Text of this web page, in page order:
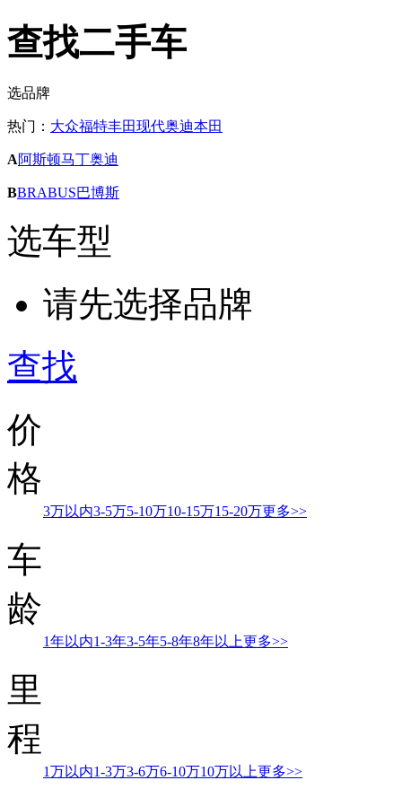
查找二手车
选品牌
热门： 大众福特丰田现代奥迪本田
A阿斯顿马丁奥迪
BBRABUS巴博斯
选车型
请先选择品牌
查找
价
格
3万以内3-5万5-10万10-15万15-20万更多>>
车
龄
1年以内1-3年3-5年5-8年8年以上更多>>
里
程
1万以内1-3万3-6万6-10万10万以上更多>>